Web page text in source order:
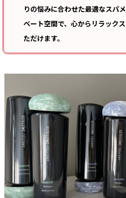
りの悩みに合わせた最適なスパ
ベート空間で、心からリラック
ただけます。